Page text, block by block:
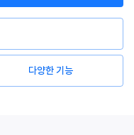
다양한 기능